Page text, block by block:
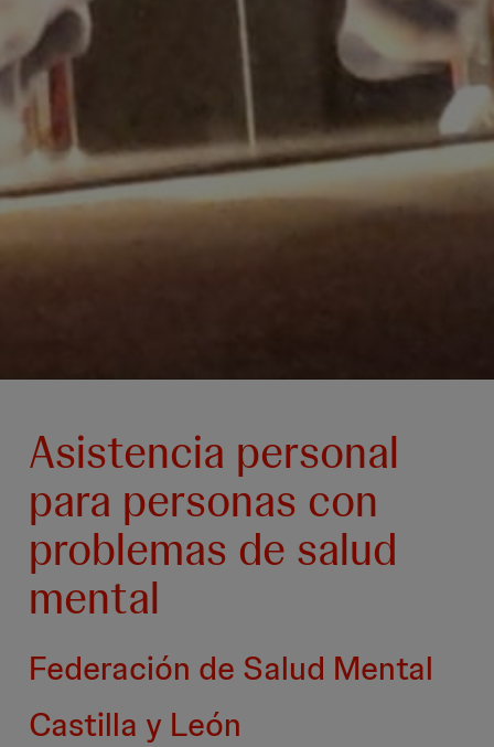
Asistencia personal
para personas con
problemas de salud
mental
Federación de Salud Mental
Castilla y León